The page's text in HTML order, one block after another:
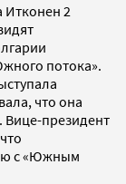
Итконен 2
потока».
что она
Вице-президент
с «Южным